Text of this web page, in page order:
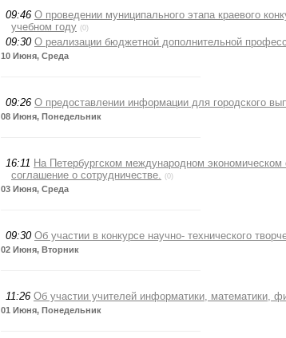
09:46 О проведении муниципального этапа краевого
учебном году (0)
09:30 О реализации бюджетной дополнительной
10 Июня, Среда
09:26 О предоставлении информации для городского
08 Июня, Понедельник
16:11 На Петербургском международном
соглашение о сотрудничестве. (0)
03 Июня, Среда
09:30 Об участии в конкурсе научно- технического
02 Июня, Вторник
11:26 Об участии учителей информатики, математики,
01 Июня, Понедельник